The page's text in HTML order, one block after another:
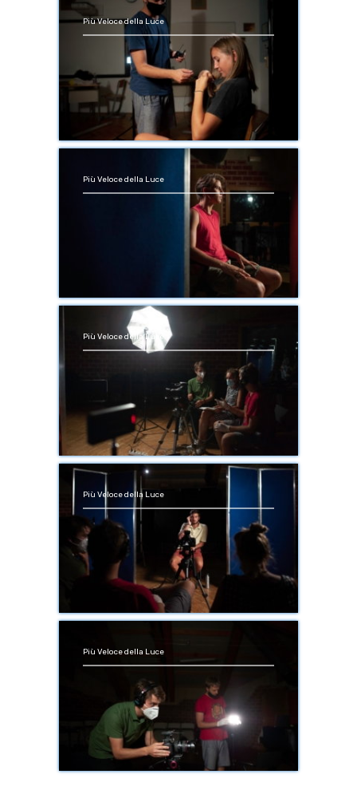
Più Veloce della Luce
Più Veloce della Luce
Più Veloce della Luce
Più Veloce della Luce
Più Veloce della Luce